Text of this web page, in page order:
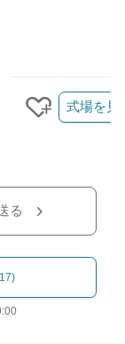
クリップす
式場を見
る